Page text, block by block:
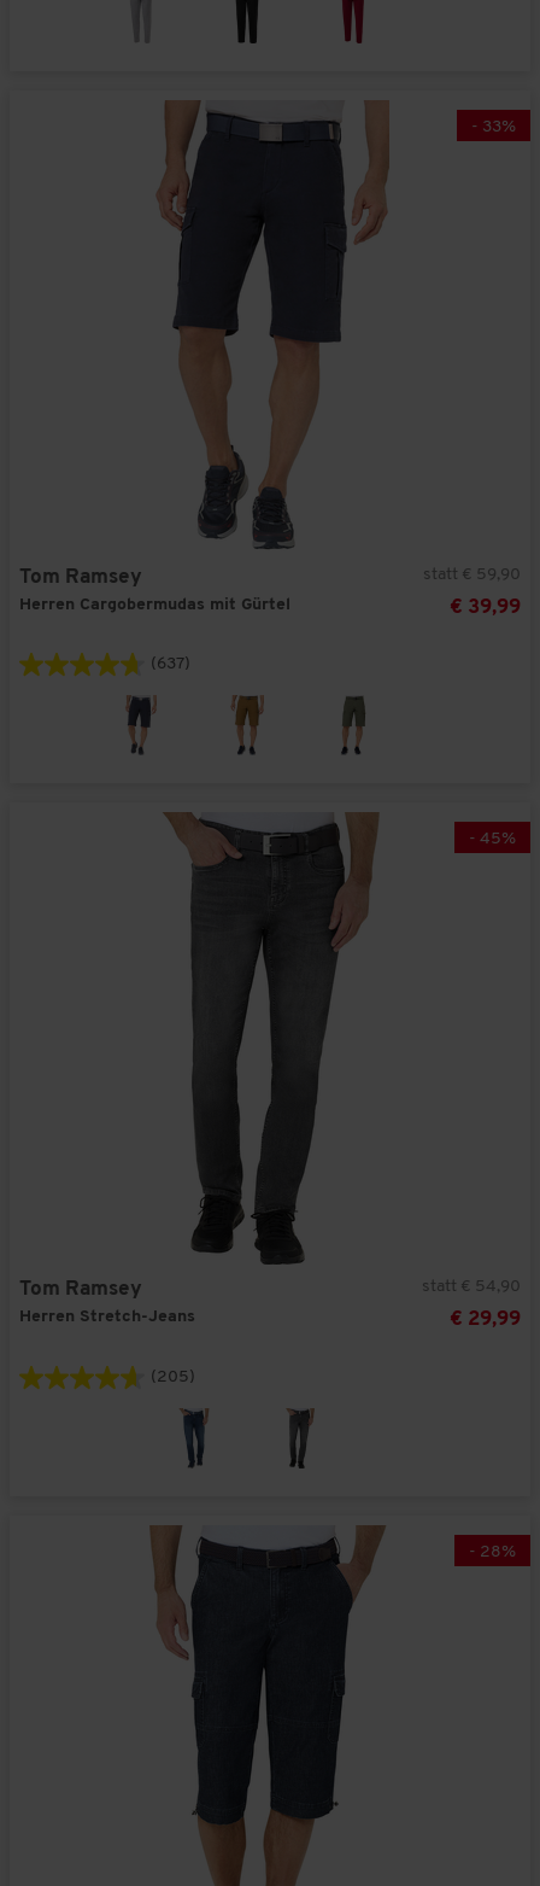
- 33%
Tom Ramsey
Herren Cargobermudas mit Gürtel
statt € 59,90
€ 39,99
(637)
- 45%
Tom Ramsey
Herren Stretch-Jeans
statt € 54,90
€ 29,99
(205)
- 28%